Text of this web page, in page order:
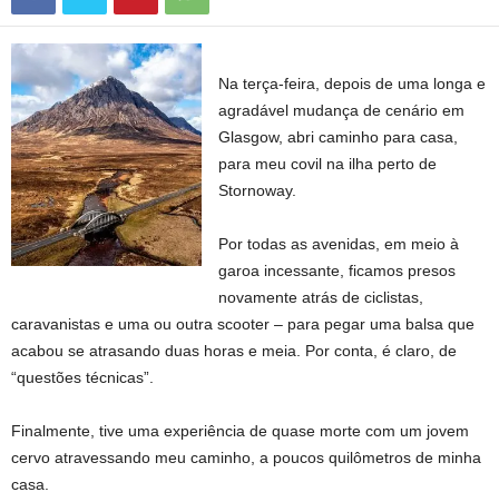
Na terça-feira, depois de uma longa e
agradável mudança de cenário em
Glasgow, abri caminho para casa,
para meu covil na ilha perto de
Stornoway.
Por todas as avenidas, em meio à
garoa incessante, ficamos presos
novamente atrás de ciclistas,
caravanistas e uma ou outra scooter – para pegar uma balsa que
acabou se atrasando duas horas e meia. Por conta, é claro, de
“questões técnicas”.
Finalmente, tive uma experiência de quase morte com um jovem
cervo atravessando meu caminho, a poucos quilômetros de minha
casa.